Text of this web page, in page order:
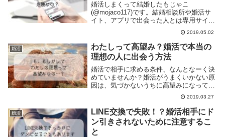
婚活しまくって結婚したもじゃこ
(@mojaco117)です。結婚相談所や婚活サ
イト、アプリで出会った人とは専用サイト
やアプリ内でやりとりしますが一定期間経
つとLINEなどでやりとりするようになりま
すよね。やっぱりLINEの方がぽんぽん会話
で...
2019.05.02
婚活
わたしって高望み？婚活で本当の
理想の人に出会う方法
婚活で相手に求める条件、なんとなーく決
めていませんか？婚活がうまくいかない原
因は、気づかないうちに高望みになってし
まっているせいかもしれません。自分に合
う人を見つける方法は簡単。すぐに実践で
きますよ。
2019.03.27
婚活
LINE交換で失敗！？婚活相手にド
ン引きされないために注意するこ
と